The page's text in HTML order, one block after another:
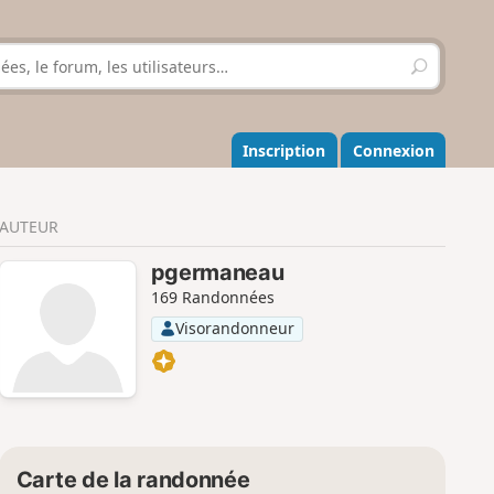
R
e
h
e
r
r
Inscription Connexion
AUTEUR
pgermaneau
169 Randonnées
Visorandonneur
Carte de la randonnée